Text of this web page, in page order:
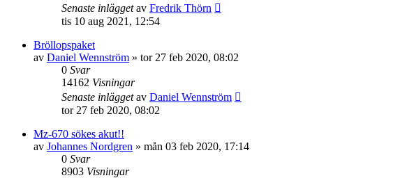
Senaste inläggetav Fredrik Thörn
tis 10 aug 2021, 12:54
Bröllopspaket
av Daniel Wennström » tor 27 feb 2020, 08:02
0 Svar
14162 Visningar
Senaste inläggetav Daniel Wennström
tor 27 feb 2020, 08:02
Mz-670 sökes akut!!
av Johannes Nordgren » mån 03 feb 2020, 17:14
0 Svar
8903 Visningar